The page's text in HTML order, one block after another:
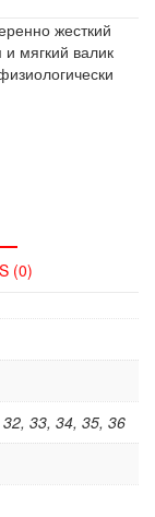
жесткий
мягкий валик
(0)
33, 34, 35, 36